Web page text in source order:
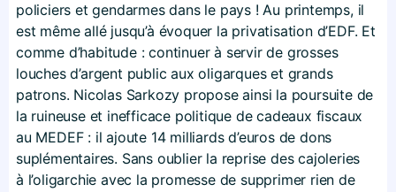
policiers et gendarmes dans le pays ! Au printemps, il
est même allé jusqu’à évoquer la privatisation d’EDF. Et
comme d’habitude : continuer à servir de grosses
louches d’argent public aux oligarques et grands
patrons. Nicolas Sarkozy propose ainsi la poursuite de
la ruineuse et inefficace politique de cadeaux fiscaux
au MEDEF : il ajoute 14 milliards d’euros de dons
suplémentaires. Sans oublier la reprise des cajoleries
à l’oligarchie avec la promesse de supprimer rien de